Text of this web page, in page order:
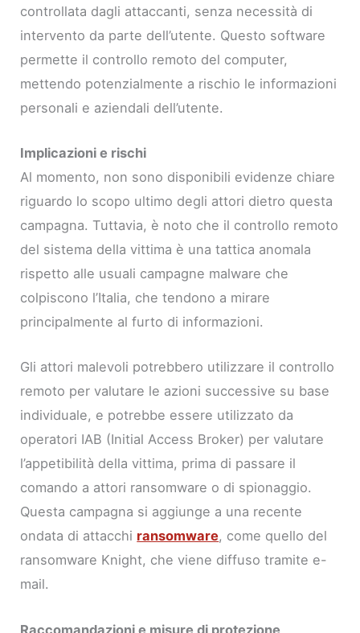
controllata dagli attaccanti, senza necessità di
intervento da parte dell’utente. Questo software
permette il controllo remoto del computer,
mettendo potenzialmente a rischio le informazioni
personali e aziendali dell’utente.
Implicazioni e rischi
Al momento, non sono disponibili evidenze chiare
riguardo lo scopo ultimo degli attori dietro questa
campagna. Tuttavia, è noto che il controllo remoto
del sistema della vittima è una tattica anomala
rispetto alle usuali campagne malware che
colpiscono l’Italia, che tendono a mirare
principalmente al furto di informazioni.
Gli attori malevoli potrebbero utilizzare il controllo
remoto per valutare le azioni successive su base
individuale, e potrebbe essere utilizzato da
operatori IAB (Initial Access Broker) per valutare
l’appetibilità della vittima, prima di passare il
comando a attori ransomware o di spionaggio.
Questa campagna si aggiunge a una recente
ondata di attacchi ransomware, come quello del
ransomware Knight, che viene diffuso tramite e-
mail.
Raccomandazioni e misure di protezione